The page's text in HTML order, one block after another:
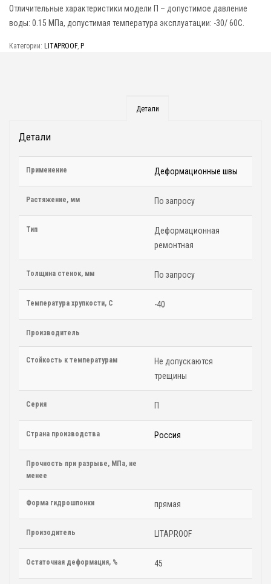
Отличительные характеристики модели П – допустимое давление
воды: 0.15 МПа, допустимая температура эксплуатации: -30/ 60C.
Категории: LITAPROOF, P
Детали
Детали
Применение Деформационные швы
Растяжение, мм По запросу
Тип
Деформационная
ремонтная
Толщина стенок, мм По запросу
Температура хрупкости, С -40
Производитель
Стойкость к температурам
Не допускаются
трещины
Серия П
Страна производства Россия
Прочность при разрыве, МПа, не
менее
Форма гидрошпонки прямая
Произодитель LITAPROOF
Остаточная деформация, % 45